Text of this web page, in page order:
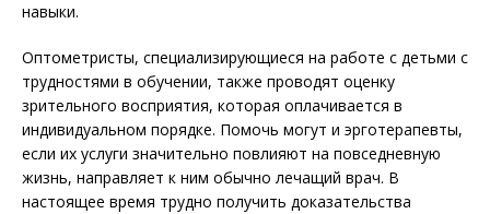
навыки.
Оптометристы, специализирующиеся на работе с детьми с
трудностями в обучении, также проводят оценку
зрительного восприятия, которая оплачивается в
индивидуальном порядке. Помочь могут и эрготерапевты,
если их услуги значительно повлияют на повседневную
жизнь, направляет к ним обычно лечащий врач. В
настоящее время трудно получить доказательства